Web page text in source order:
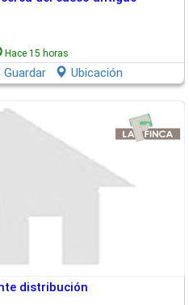
Hace 15 horas
Guardar Ubicación
distribución